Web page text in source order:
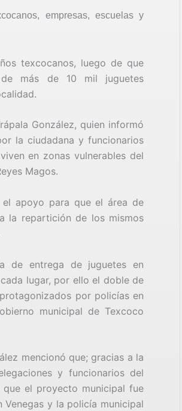
empresas, escuelas y
texcocanos, luego de que
de más de 10 mil juguetes
González, quien informó
la ciudadana y funcionarios
en zonas vulnerables del
Magos.
el apoyo para que el área de
la repartición de los mismos
de entrega de juguetes en
lugar, por ello el doble de
por policías en
municipal de Texcoco
mencionó que; gracias a la
y funcionarios del
el proyecto municipal fue
y la policía municipal